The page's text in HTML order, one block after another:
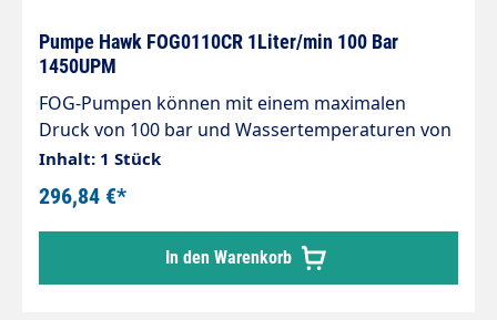
Pumpe Hawk FOG0110CR 1Liter/min 100 Bar
1450UPM
FOG-Pumpen können mit einem maximalen
Druck von 100 bar und Wassertemperaturen von
bis zu 65 °C (150 F) betrieben werden. Diese
Version ist eine besonders gute Wahl für den
Einbau in kleine Vernebelungssysteme mit
begrenzten Durchflussmengen. Sie ist auch ideal
für Motorrad oder Fahrrad Waschanlagen. Druck
max. 100 Bar Volumen 1 Liter/Minute bei 1450
Inhalt: 1 Stück
296,84 €*
In den Warenkorb